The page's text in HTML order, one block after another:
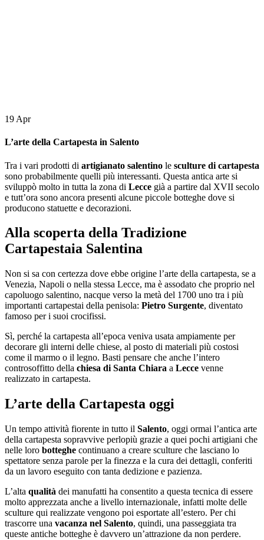
19 Apr
L’arte della Cartapesta in Salento
Tra i vari prodotti di artigianato salentino le sculture di cartapesta
sono probabilmente quelli più interessanti. Questa antica arte si
sviluppò molto in tutta la zona di Lecce già a partire dal XVII secolo
e tutt’ora sono ancora presenti alcune piccole botteghe dove si
producono statuette e decorazioni.
Alla scoperta della Tradizione
Cartapestaia Salentina
Non si sa con certezza dove ebbe origine l’arte della cartapesta, se a
Venezia, Napoli o nella stessa Lecce, ma è assodato che proprio nel
capoluogo salentino, nacque verso la metà del 1700 uno tra i più
importanti cartapestai della penisola: Pietro Surgente, diventato
famoso per i suoi crocifissi.
Sì, perché la cartapesta all’epoca veniva usata ampiamente per
decorare gli interni delle chiese, al posto di materiali più costosi
come il marmo o il legno. Basti pensare che anche l’intero
controsoffitto della chiesa di Santa Chiara a Lecce venne
realizzato in cartapesta.
L’arte della Cartapesta oggi
Un tempo attività fiorente in tutto il Salento, oggi ormai l’antica arte
della cartapesta sopravvive perlopiù grazie a quei pochi artigiani che
nelle loro botteghe continuano a creare sculture che lasciano lo
spettatore senza parole per la finezza e la cura dei dettagli, conferiti
da un lavoro eseguito con tanta dedizione e pazienza.
L’alta qualità dei manufatti ha consentito a questa tecnica di essere
molto apprezzata anche a livello internazionale, infatti molte delle
sculture qui realizzate vengono poi esportate all’estero. Per chi
trascorre una vacanza nel Salento, quindi, una passeggiata tra
queste antiche botteghe è davvero un’attrazione da non perdere.